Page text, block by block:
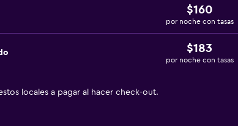
$160
por noche con tasas
$183
por noche con tasas
locales a pagar al hacer check-out.